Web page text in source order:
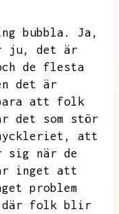
bubbla.
Ja,
ju,
det är
de flesta
det är
att folk
det som stör
att
när de
inget att
problem
där folk blir